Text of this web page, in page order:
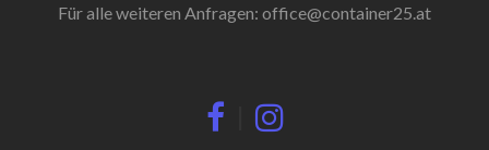
Für alle weiteren Anfragen: office@container25.at